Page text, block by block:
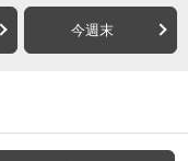
今週末